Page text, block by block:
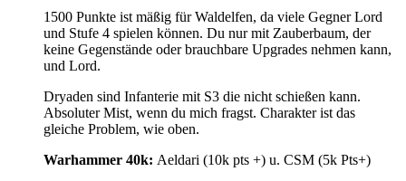
1500 Punkte ist mäßig für Waldelfen, da viele Gegner Lord
und Stufe 4 spielen können. Du nur mit Zauberbaum, der
keine Gegenstände oder brauchbare Upgrades nehmen kann,
und Lord.
Dryaden sind Infanterie mit S3 die nicht schießen kann.
Absoluter Mist, wenn du mich fragst. Charakter ist das
gleiche Problem, wie oben.
Warhammer 40k: Aeldari (10k pts +) u. CSM (5k Pts+)